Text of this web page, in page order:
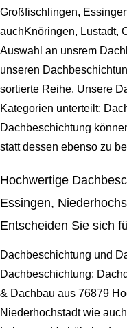
Großfischlingen,
auchKnöringen, Lustadt,
Auswahl an unsrem
unseren
sortierte Reihe. Unsere
Kategorien unterteilt:
Dachbeschichtung
statt dessen ebenso zu
Hochwertige
Essingen,
Entscheiden Sie sich
Dachbeschichtung und
Dachbeschichtung:
& Dachbau aus 76879
Niederhochstadt wie